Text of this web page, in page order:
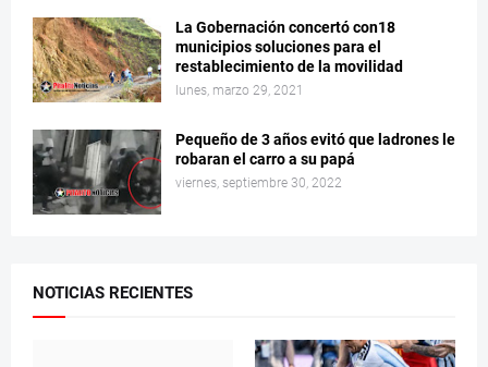
La Gobernación concertó con18
municipios soluciones para el
restablecimiento de la movilidad
lunes, marzo 29, 2021
Pequeño de 3 años evitó que ladrones le
robaran el carro a su papá
viernes, septiembre 30, 2022
NOTICIAS RECIENTES